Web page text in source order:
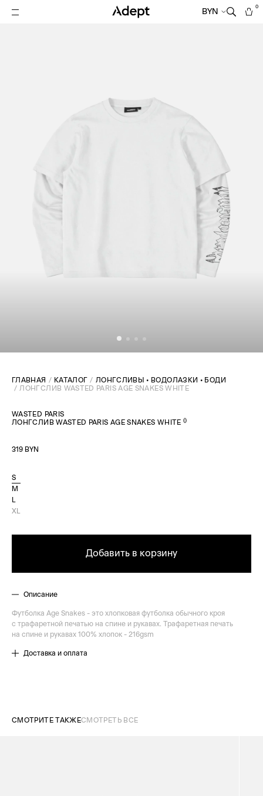
BYN
0
ГЛАВНАЯ КАТАЛОГ
ЛОНГСЛИВЫ • ВОДОЛАЗКИ • БОДИ
ЛОНГСЛИВ WASTED PARIS AGE SNAKES WHITE
WASTED PARIS
ЛОНГСЛИВ WASTED PARIS AGE SNAKES WHITE()
319 BYN
S
M
XL
Добавить в корзину
Описание
Футболка Age Snakes - это хлопковая футболка обычного кроя
с трафаретной печатью на спине и рукавах. Трафаретная печать
на спине и рукавах 100% хлопок - 216gsm
Доставка и оплата
СМОТРИТЕ ТАКЖЕСМОТРЕТЬ ВСЕ